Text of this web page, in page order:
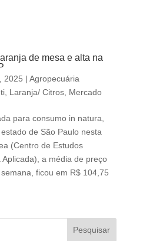
de mesa e alta na
2025 | Agropecuária
, Laranja/ Citros, Mercado
para consumo in natura,
de São Paulo nesta
(Centro de Estudos
a média de preço
ficou em R$ 104,75
Pesquisar